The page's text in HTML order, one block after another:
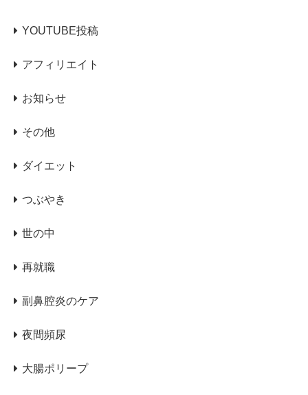
YOUTUBE投稿
アフィリエイト
お知らせ
その他
ダイエット
つぶやき
世の中
再就職
副鼻腔炎のケア
夜間頻尿
大腸ポリープ